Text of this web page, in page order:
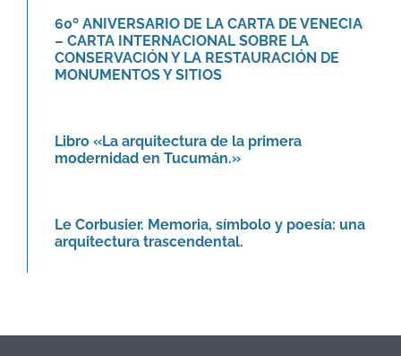
MONUMENTOS Y SITIOS
Agenda Novedades
60º ANIVERSARIO DE LA CARTA DE VENECIA
– CARTA INTERNACIONAL SOBRE LA
CONSERVACIÓN Y LA RESTAURACIÓN DE
MONUMENTOS Y SITIOS
Libro «La arquitectura de la primera
modernidad en Tucumán.»
Le Corbusier. Memoria, símbolo y
Agenda
Le Corbusier. Memoria, símbolo y poesía: una
arquitectura trascendental.